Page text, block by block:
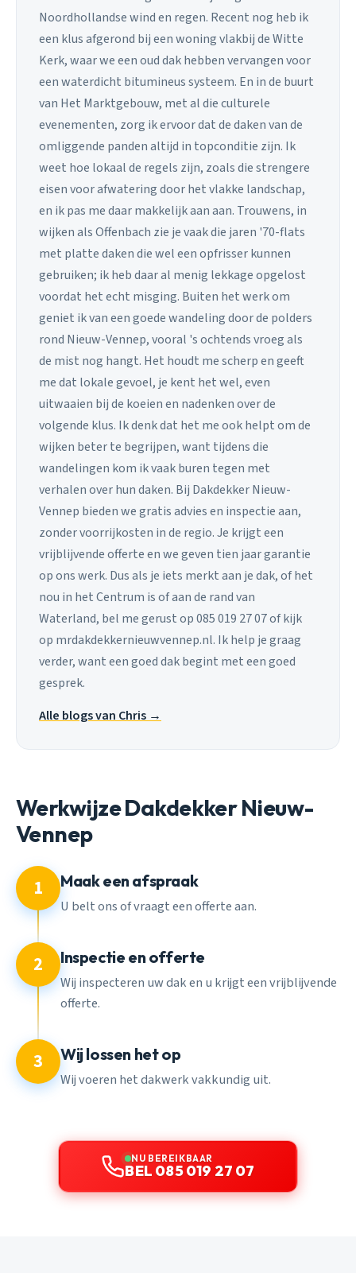
Noordhollandse wind en regen. Recent nog heb ik
een klus afgerond bij een woning vlakbij de Witte
Kerk, waar we een oud dak hebben vervangen voor
een waterdicht bitumineus systeem. En in de buurt
van Het Marktgebouw, met al die culturele
evenementen, zorg ik ervoor dat de daken van de
omliggende panden altijd in topconditie zijn. Ik
weet hoe lokaal de regels zijn, zoals die strengere
eisen voor afwatering door het vlakke landschap,
en ik pas me daar makkelijk aan aan. Trouwens, in
wijken als Offenbach zie je vaak die jaren '70-flats
met platte daken die wel een opfrisser kunnen
gebruiken; ik heb daar al menig lekkage opgelost
voordat het echt misging. Buiten het werk om
geniet ik van een goede wandeling door de polders
rond Nieuw-Vennep, vooral 's ochtends vroeg als
de mist nog hangt. Het houdt me scherp en geeft
me dat lokale gevoel, je kent het wel, even
uitwaaien bij de koeien en nadenken over de
volgende klus. Ik denk dat het me ook helpt om de
wijken beter te begrijpen, want tijdens die
wandelingen kom ik vaak buren tegen met
verhalen over hun daken. Bij Dakdekker Nieuw-
Vennep bieden we gratis advies en inspectie aan,
zonder voorrijkosten in de regio. Je krijgt een
vrijblijvende offerte en we geven tien jaar garantie
op ons werk. Dus als je iets merkt aan je dak, of het
nou in het Centrum is of aan de rand van
Waterland, bel me gerust op 085 019 27 07 of kijk
op mrdakdekkernieuwvennep.nl. Ik help je graag
verder, want een goed dak begint met een goed
gesprek.
Alle blogs van Chris →
Werkwijze Dakdekker Nieuw-
Vennep
1 Maak een afspraak
U belt ons of vraagt een offerte aan.
2 Inspectie en offerte
Wij inspecteren uw dak en u krijgt een vrijblijvende
offerte.
3 Wij lossen het op
Wij voeren het dakwerk vakkundig uit.
NU BEREIKBAAR
BEL 085 019 27 07